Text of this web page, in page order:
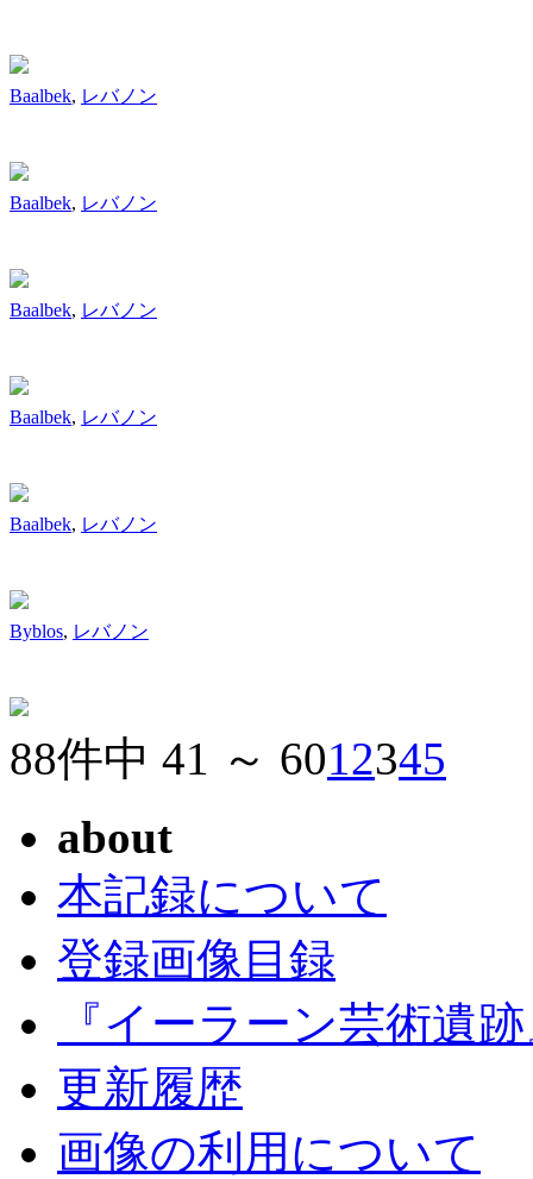
Baalbek, レバノン
Baalbek, レバノン
Baalbek, レバノン
Baalbek, レバノン
Baalbek, レバノン
Byblos, レバノン
88件中 41 ～ 6012345
about
本記録について
登録画像目録
『イーラーン芸術遺
更新履歴
画像の利用について